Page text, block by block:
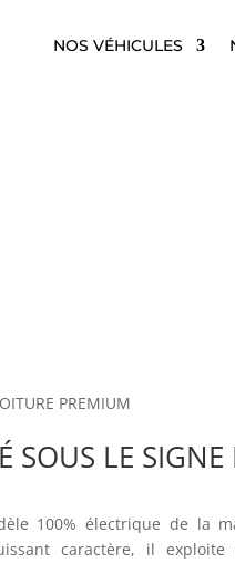
NOS VÉHICULES
SOUS LE
100% électrique de la
caractère, il